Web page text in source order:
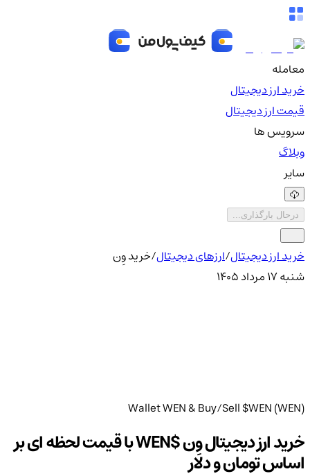
معامله
خرید ارز دیجیتال
قیمت ارز دیجیتال
سرویس ها
وبلاگ
سایر
درحال بارگذاری...
خرید ارز دیجیتال/ارزهای دیجیتال/خرید وِن
شنبه ۱۷ مرداد ۱۴۰۵
Wallet WEN & Buy/Sell $WEN (WEN)
خرید ارز دیجیتال وِن $WEN با قیمت لحظه ای بر
اساس تومان و دلار